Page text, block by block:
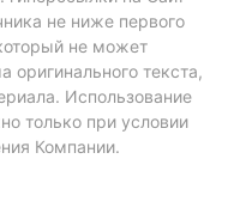
не ниже первого
не может
оригинального текста,
Использование
только при условии
Компании.